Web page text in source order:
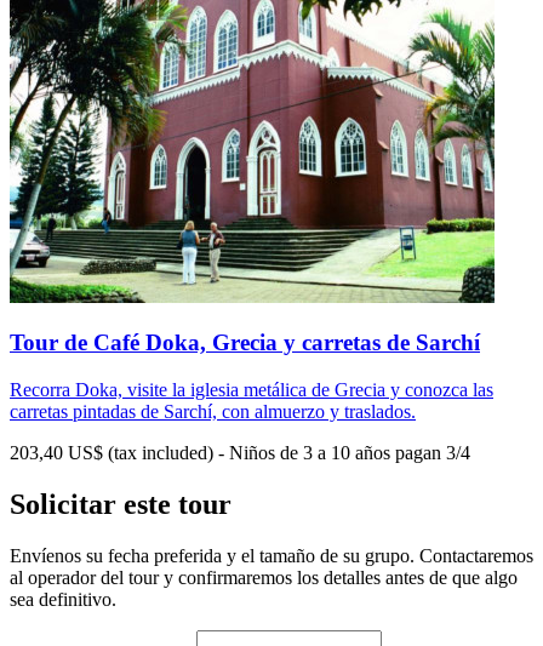
Tour de Café Doka, Grecia y carretas de Sarchí
Recorra Doka, visite la iglesia metálica de Grecia y conozca las
carretas pintadas de Sarchí, con almuerzo y traslados.
203,40 US$ (tax included) - Niños de 3 a 10 años pagan 3/4
Solicitar este tour
Envíenos su fecha preferida y el tamaño de su grupo. Contactaremos
al operador del tour y confirmaremos los detalles antes de que algo
sea definitivo.